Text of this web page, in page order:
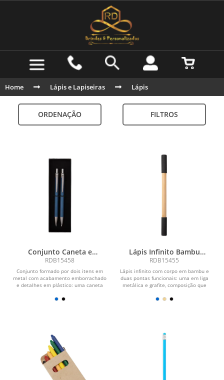
Home Lápis e Lapiseiras Lápis
ORDENAÇÃO FILTROS
Conjunto Caneta e
Lapiseira Metal
RDB15458
Conjunto formado por dois itens em
metal com acabamento emborrachado
e detalhes em plástico: uma caneta
Lápis Infinito Bambu
Multifuncional
RDB15455
Lápis infinito com corpo em bambu e
duas pontas funcionais: uma em liga
metálica e grafite, composição que